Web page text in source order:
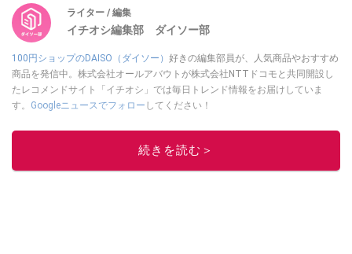
ライター / 編集
イチオシ編集部 ダイソー部
100円ショップのDAISO（ダイソー） 好きの編集部員が、人気商品やおすすめ
商品を発信中。株式会社オールアバウトが株式会社NTTドコモと共同開設し
たレコメンドサイト「イチオシ」では毎日トレンド情報をお届けしていま
す。 Googleニュースでフォロー してください！
このイチオシストの他の記事を読む
続きを読む＞